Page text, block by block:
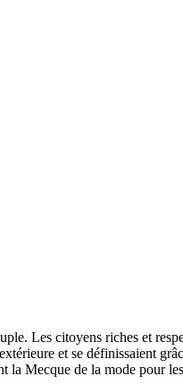
Les citoyens riches et
et se définissaient
Mecque de la mode pour